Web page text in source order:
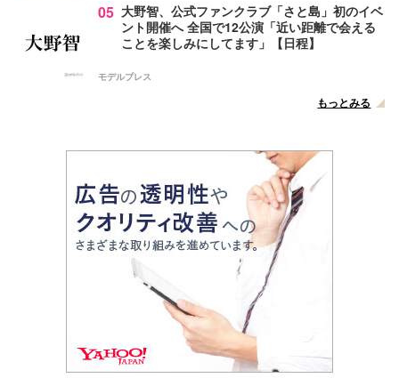
05 大野智、公式ファンクラブ「さと島」初のイベ
ント開催へ 全国で12公演「近い距離で会える
ことを楽しみにしてます」【日程】
モデルプレス
もっとみる